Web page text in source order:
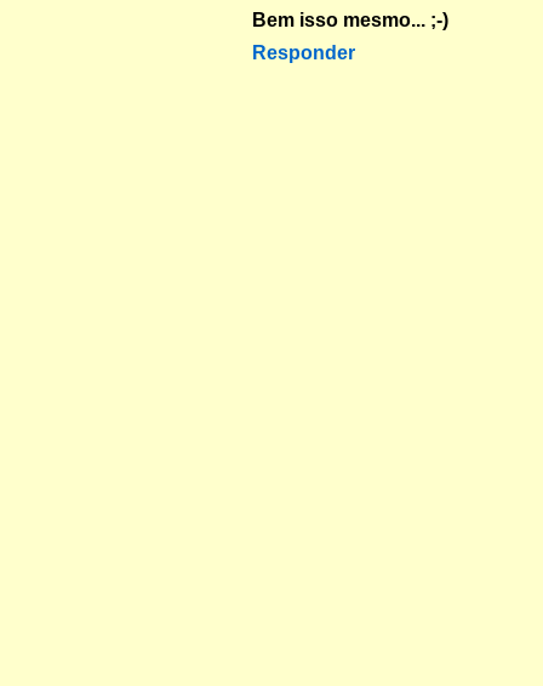
Bem isso mesmo... ;-)
Responder